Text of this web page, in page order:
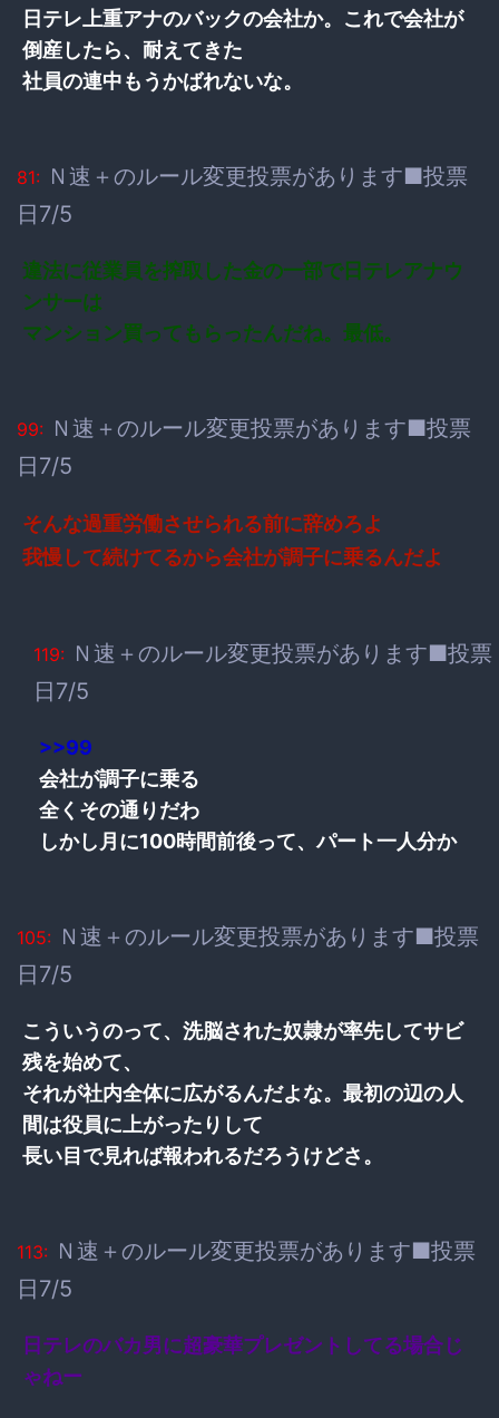
日テレ上重アナのバックの会社か。これで会社が
倒産したら、耐えてきた
社員の連中もうかばれないな。
81: Ｎ速＋のルール変更投票があります■投票
日7/5
違法に従業員を搾取した金の一部で日テレアナウ
ンサーは
マンション買ってもらったんだね。最低。
99: Ｎ速＋のルール変更投票があります■投票
日7/5
そんな過重労働させられる前に辞めろよ
我慢して続けてるから会社が調子に乗るんだよ
119: Ｎ速＋のルール変更投票があります■投票
日7/5
>>99
会社が調子に乗る
全くその通りだわ
しかし月に100時間前後って、パート一人分か
105: Ｎ速＋のルール変更投票があります■投票
日7/5
こういうのって、洗脳された奴隷が率先してサビ
残を始めて、
それが社内全体に広がるんだよな。最初の辺の人
間は役員に上がったりして
長い目で見れば報われるだろうけどさ。
113: Ｎ速＋のルール変更投票があります■投票
日7/5
日テレのバカ男に超豪華プレゼントしてる場合じ
ゃねー